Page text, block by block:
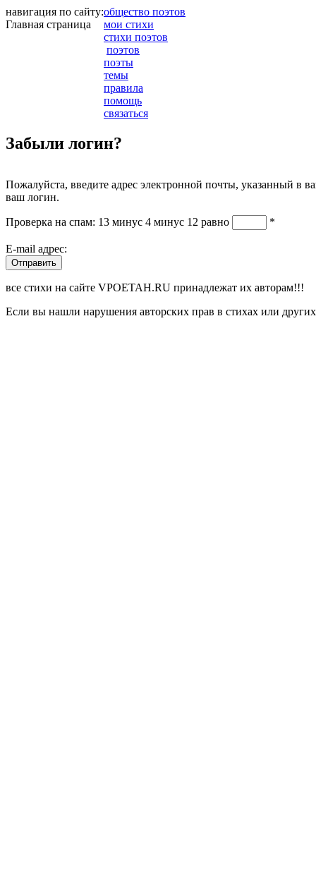
навигация по сайту:
Главная страница
общество поэтов
мои стихи
стихи поэтов
поэтов
поэты
темы
правила
помощь
связаться
Забыли логин?
Пожалуйста, введите адрес электронной почты, указанный в
ваш логин.
Проверка на спам: 13 минус 4 минус 12 равно *
E-mail адрес:
Отправить
все стихи на сайте VPOETAH.RU принадлежат их авторам!!!
Если вы нашли нарушения авторских прав в стихах или